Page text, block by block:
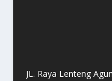
JL. Raya Lenteng